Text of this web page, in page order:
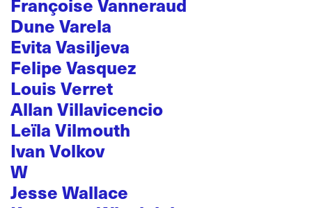
Dune Varela
Evita Vasiljeva
Felipe Vasquez
Louis Verret
Allan Villavicencio
Leïla Vilmouth
Ivan Volkov
W
Jesse Wallace